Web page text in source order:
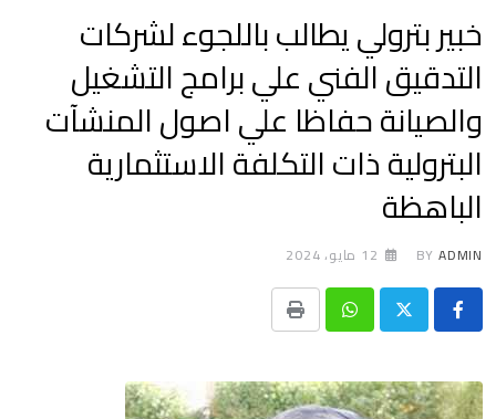
خبير بترولي يطالب باللجوء لشركات
التدقيق الفني علي برامج التشغيل
والصيانة حفاظا علي اصول المنشآت
البترولية ذات التكلفة الاستثمارية
الباهظة
BY ADMIN 12 مايو، 2024
Whatsapp
Print